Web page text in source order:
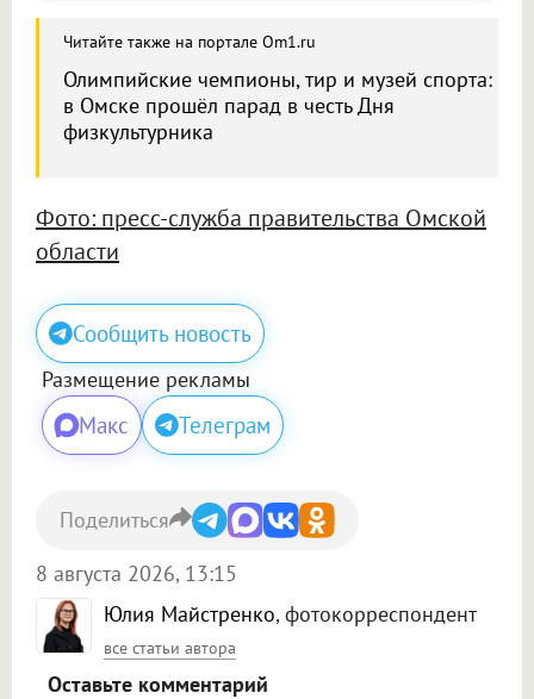
Читайте также на портале Om1.ru
Олимпийские чемпионы, тир и музей спорта:
в Омске прошёл парад в честь Дня
физкультурника
Фото: пресс-служба правительства Омской
области
Сообщить новость
Размещение рекламы
Макс Телеграм
Юлия Майстренко, фотокорреспондент
все статьи автора
8 августа 2026, 13:15
Поделиться
Оставьте комментарий